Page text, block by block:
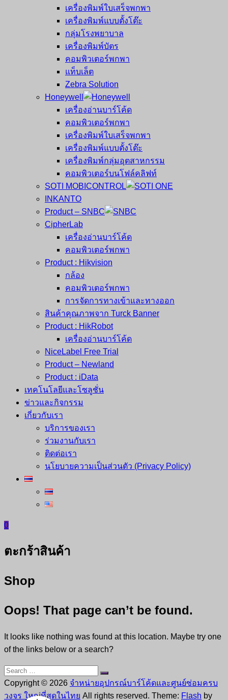
เครื่องพิมพ์ใบเสร็จพกพา
เครื่องพิมพ์แบบตั้งโต๊ะ
กลุ่มโรงพยาบาล
เครื่องพิมพ์บัตร
คอมพิวเตอร์พกพา
แท็บเล็ต
Zebra Solution
Honeywell
เครื่องอ่านบาร์โค้ด
คอมพิวเตอร์พกพา
เครื่องพิมพ์ใบเสร็จพกพา
เครื่องพิมพ์แบบตั้งโต๊ะ
เครื่องพิมพ์กลุ่มอุตสาหกรรม
คอมพิวเตอร์บนโฟล์คลิฟท์
SOTI MOBICONTROL
INKANTO
Product – SNBC
CipherLab
เครื่องอ่านบาร์โค้ด
คอมพิวเตอร์พกพา
Product : Hikvision
กล้อง
คอมพิวเตอร์พกพา
การจัดการทางเข้าและทางออก
สินค้าคุณภาพจาก Turck Banner
Product : HikRobot
เครื่องอ่านบาร์โค้ด
NiceLabel Free Trial
Product – Newland
Product : iData
เทคโนโลยีและโซลูชั่น
ข่าวและกิจกรรม
เกี่ยวกับเรา
บริการของเรา
ร่วมงานกับเรา
ติดต่อเรา
นโยบายความเป็นส่วนตัว (Privacy Policy)
0
ตะกร้าสินค้า
Shop
Oops! That page can’t be found.
It looks like nothing was found at this location. Maybe try one
of the links below or a search?
Search
for:
Search
Copyright © 2026 จำหน่ายอุปกรณ์บาร์โค้ดและศูนย์ซ่อมครบ
วงจร ใหญ่ที่สุดในไทย All rights reserved. Theme: Flash by